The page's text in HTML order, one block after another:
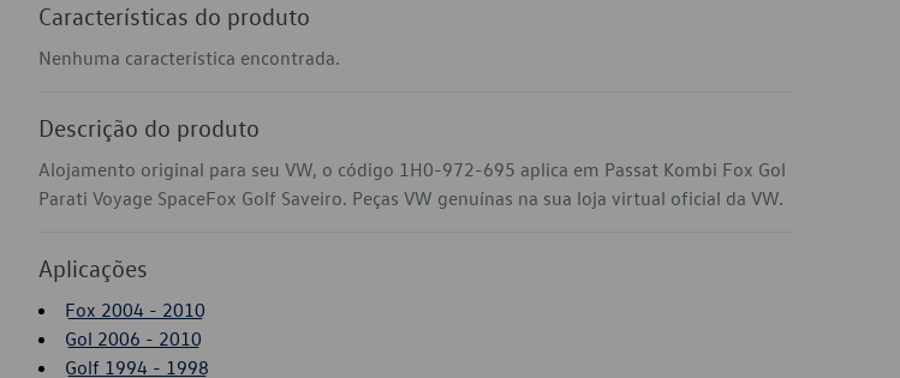
Características do produto
Nenhuma característica encontrada.
Descrição do produto
Alojamento original para seu VW, o código 1H0-972-695 aplica em Passat Kombi Fox Gol
Parati Voyage SpaceFox Golf Saveiro. Peças VW genuínas na sua loja virtual oficial da VW.
Aplicações
Fox 2004 - 2010
Gol 2006 - 2010
Golf 1994 - 1998